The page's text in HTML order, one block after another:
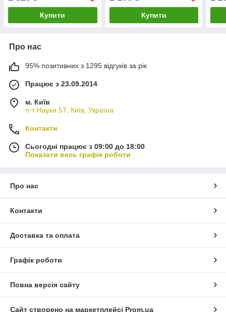
Купити Купити
Про нас
95% позитивних з 1295 відгуків за рік
Працює з 23.09.2014
м. Київ
п-т Науки 57, Київ, Україна
Контакти
Сьогодні працює з 09:00 до 18:00
Показати весь графік роботи
Про нас
Контакти
Доставка та оплата
Графік роботи
Повна версія сайту
Сайт створено на маркетплейсі Prom.ua